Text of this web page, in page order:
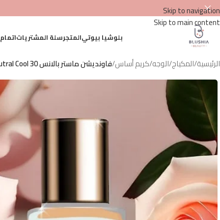
Skip to navigation
Skip to main content
بلوشيا بيوتيالمتجرسلة المشتريات
الرئيسية/المكياج/الوجه/كريم أساس/فاونديشن ماستر بالانس Neutral Cool 30 – أرتيستا